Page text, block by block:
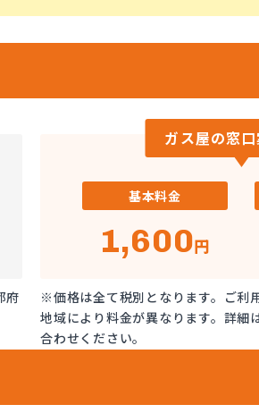
府
ガス屋の窓
基本料金
1,600円
※価格は全て税別となります。ご利
地域により料金が異なります。詳細
合わせください。